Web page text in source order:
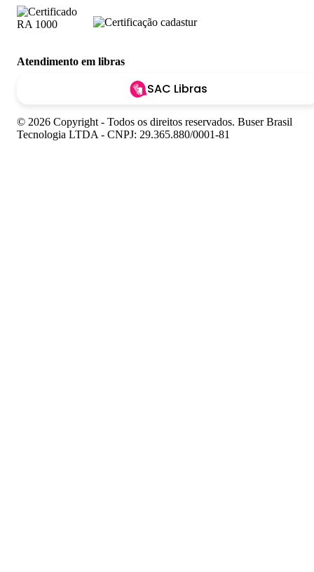
Atendimento em libras
SAC Libras
© 2026 Copyright - Todos os direitos reservados. Buser Brasil
Tecnologia LTDA - CNPJ: 29.365.880/0001-81